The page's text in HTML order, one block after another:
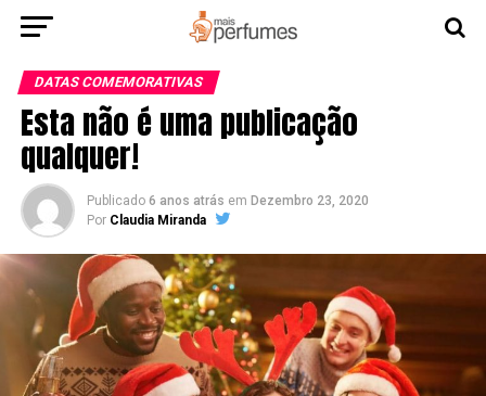
DATAS COMEMORATIVAS
Esta não é uma publicação
qualquer!
Publicado 6 anos atrás em Dezembro 23, 2020
Por Claudia Miranda